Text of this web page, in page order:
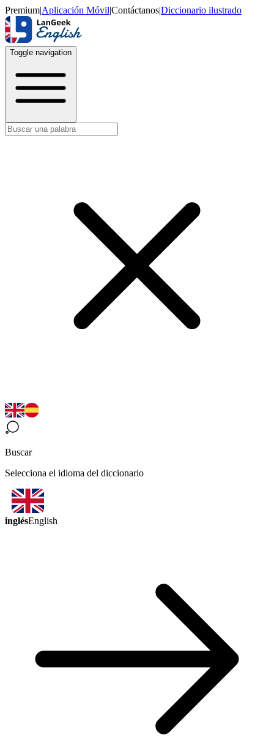
Premium|Aplicación Móvil|Contáctanos|Diccionario ilustrado
Toggle navigation
Buscar
Selecciona el idioma del diccionario
inglésEnglish